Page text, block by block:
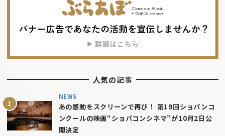
人気の記事
NEWS
あの感動をスクリーンで再び！ 第19回ショパンコ
ンクールの映画“ショパコンシネマ”が10月2日公
開決定